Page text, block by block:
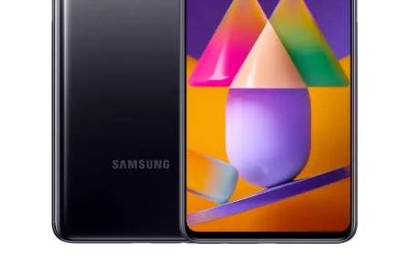
выбранный способом
% будут
с вашей карты
Подробнее
об оплате Плайтом